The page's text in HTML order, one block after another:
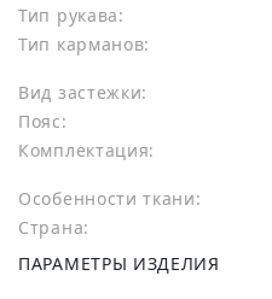
Тип рукава:
Тип карманов:
Вид застежки:
Пояс:
Комплектация:
Особенности ткани:
Страна:
ПАРАМЕТРЫ ИЗДЕЛИЯ